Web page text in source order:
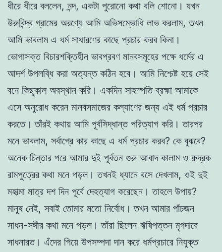
ধীরে ধীরে বললেন, নন্দ, একটা পুরোনো কথা বলি শোনো। যখন
উরুবিন্দ্ব গ্রামের অরণ্যে আমি অভিসম্ভোধি লাভ করলাম, তখন
আমি ভাবলাম এ ধর্ম সাধারণের কাছে প্রচার করব কিনা।
ভোগাসক্ত বিচারশক্তিহীন ভাবপ্রবণ মানবসমূহের পক্ষে ধর্মের এ
আদর্শ উপলব্ধি করা অত্যন্ত কঠিন হবে। আমি নিশ্চেষ্ট হয়ে সেই
বনে কিছুকাল অবস্থান করি। একদিন সাহস্পতি ব্রহ্মা আমাকে
এসে অনুরোধ করেন মানবসমাজের কল্যাণের জন্য এই ধর্ম প্রচার
করতে। তাঁরই কথায় আমি পূর্বসিদ্ধান্ত পরিত্যাগ করি। তারপর
মনে ভাবলাম, সর্বাগ্রে কার কাছে এ ধর্ম প্রচার করব? কে বুঝবে?
অনেক চিন্তার পরে আমার দুই পূর্বতন গুরু আবাদ কালাম ও রুদ্রক
রামপুত্রের কথা মনে পড়ল। তখনই ধ্যানে বসে দেখলাম, ওই দুই
মহাত্মা মাত্র দশ দিন পূর্বে দেহত্যাগ করেছেন। তাহলে উপায়?
মানুষ নেই, সবাই তোমার মতো নির্বোধ। তখন আমার পাঁচজন
সাধন-সঙ্গীর কথা মনে পড়ল। তাঁরা ছিলেন ঋষিপত্তন মৃগদাবে
সাধনারত। এঁদের গিয়ে উপসম্পদা দান করে ধর্মপ্রচারে নিযুক্ত